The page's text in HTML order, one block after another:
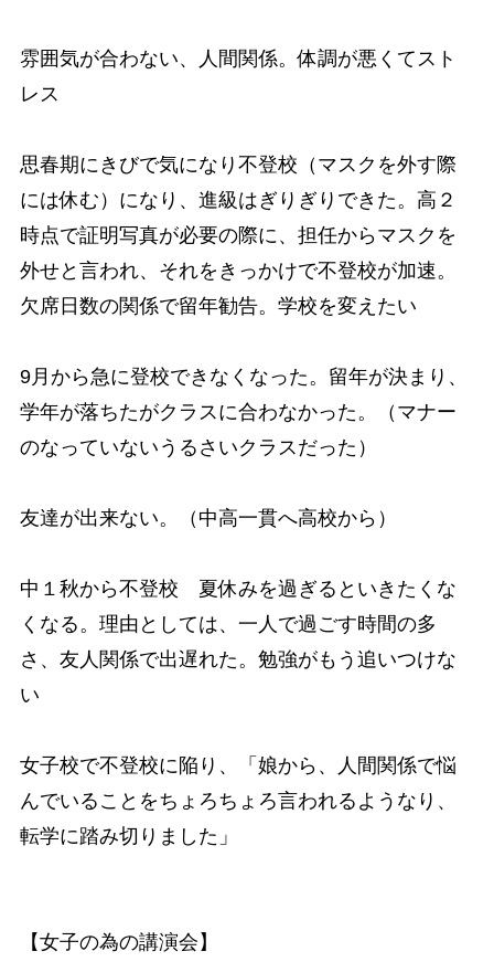
雰囲気が合わない、人間関係。体調が悪くてスト
レス
思春期にきびで気になり不登校（マスクを外す際
には休む）になり、進級はぎりぎりできた。高２
時点で証明写真が必要の際に、担任からマスクを
外せと言われ、それをきっかけで不登校が加速。
欠席日数の関係で留年勧告。学校を変えたい
9月から急に登校できなくなった。留年が決まり、
学年が落ちたがクラスに合わなかった。（マナー
のなっていないうるさいクラスだった）
友達が出来ない。（中高一貫へ高校から）
中１秋から不登校 夏休みを過ぎるといきたくな
くなる。理由としては、一人で過ごす時間の多
さ、友人関係で出遅れた。勉強がもう追いつけな
い
女子校で不登校に陥り、「娘から、人間関係で悩
んでいることをちょろちょろ言われるようなり、
転学に踏み切りました」
【女子の為の講演会】